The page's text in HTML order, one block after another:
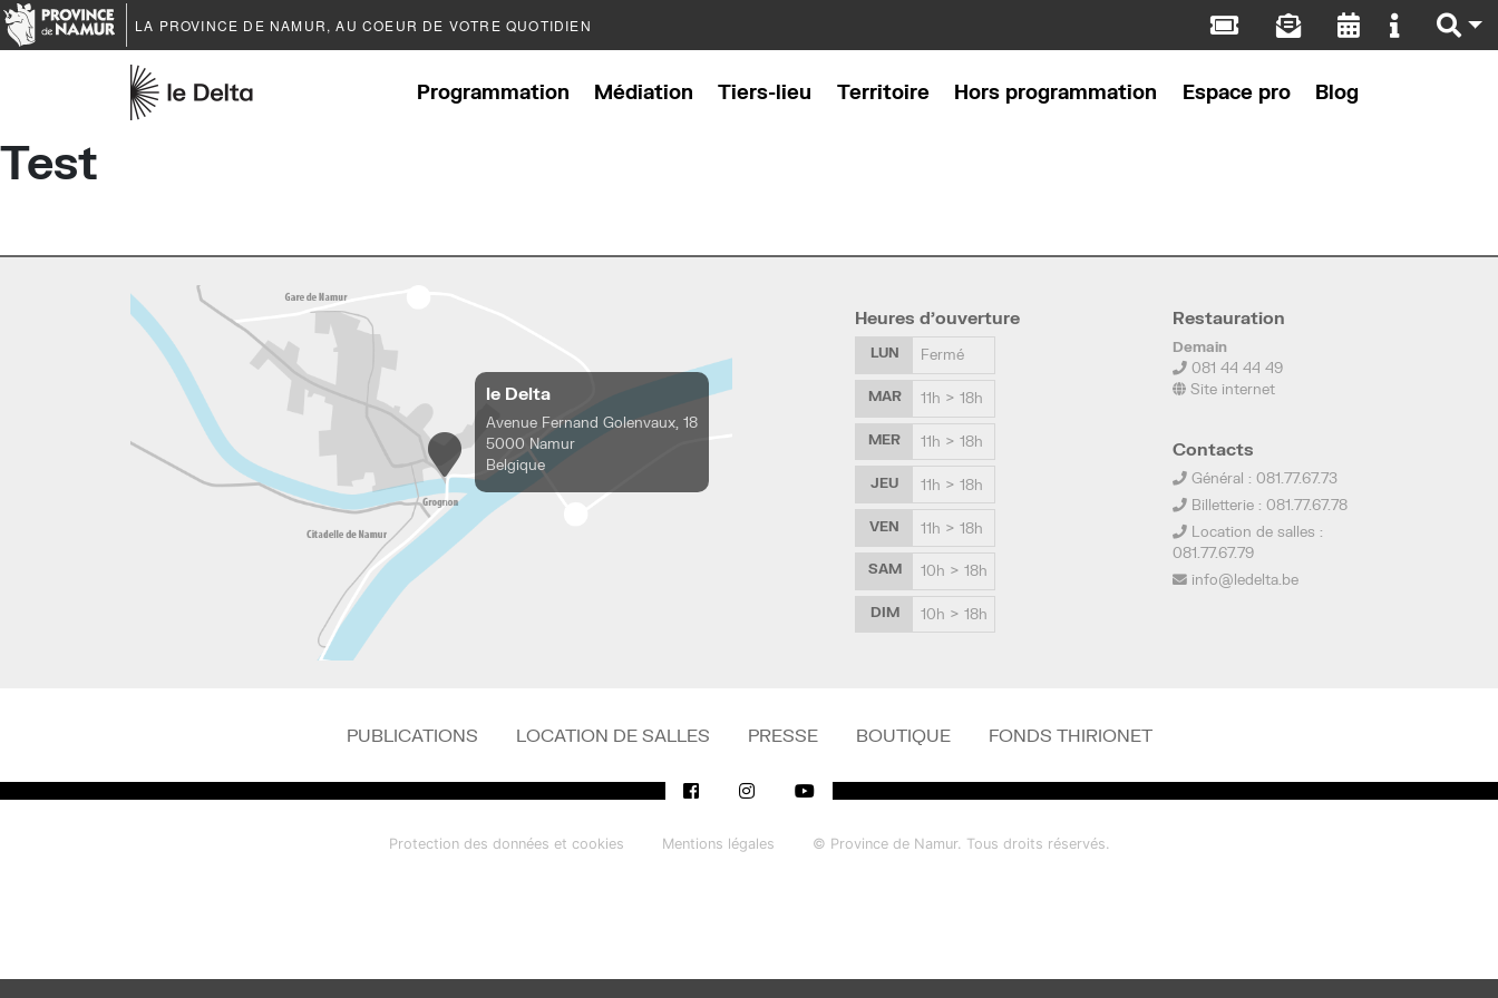
LA PROVINCE DE NAMUR, AU COEUR DE VOTRE QUOTIDIEN
Programmation Médiation Tiers-lieu Territoire Hors programmation Espace pro Blog
Test
le Delta
Avenue Fernand Golenvaux, 18
5000 Namur
Belgique
Heures d’ouverture
LUN Fermé
MAR 11h > 18h
MER 11h > 18h
JEU 11h > 18h
VEN 11h > 18h
SAM 10h > 18h
DIM 10h > 18h
Restauration
Demain
081 44 44 49
Site internet
Contacts
Général : 081.77.67.73
Billetterie : 081.77.67.78
Location de salles :
081.77.67.79
info@ledelta.be
PUBLICATIONS LOCATION DE SALLES PRESSE BOUTIQUE FONDS THIRIONET
Protection des données et cookies Mentions légales © Province de Namur. Tous droits réservés.